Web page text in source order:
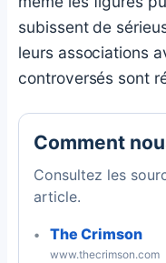
subissent de
leurs associations
controversés sont
Comment
Consultez les
article.
The Crimson
www.thecrimson.com